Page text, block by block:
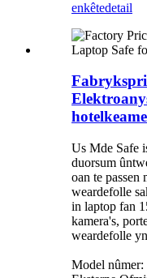
enkêtedetail
Us Mde Safe
duorsum
oan te passen
weardefolle
in laptop fan
kamera's,
weardefolle
Model